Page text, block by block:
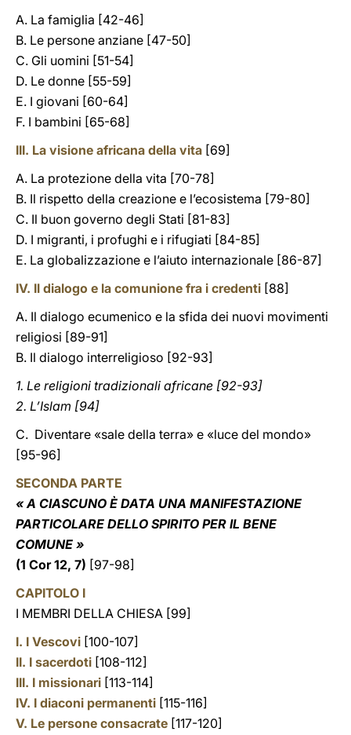
A. La famiglia [42-46]
B. Le persone anziane [47-50]
C. Gli uomini [51-54]
D. Le donne [55-59]
E. I giovani [60-64]
F. I bambini [65-68]
III. La visione africana della vita [69]
A. La protezione della vita [70-78]
B. Il rispetto della creazione e l’ecosistema [79-80]
C. Il buon governo degli Stati [81-83]
D. I migranti, i profughi e i rifugiati [84-85]
E. La globalizzazione e l’aiuto internazionale [86-87]
IV. Il dialogo e la comunione fra i credenti [88]
A. Il dialogo ecumenico e la sfida dei nuovi movimenti
religiosi [89-91]
B. Il dialogo interreligioso [92-93]
1. Le religioni tradizionali africane [92-93]
2. L’Islam [94]
C. Diventare «sale della terra» e «luce del mondo»
[95-96]
SECONDA PARTE
« A CIASCUNO È DATA UNA MANIFESTAZIONE
PARTICOLARE DELLO SPIRITO PER IL BENE
COMUNE »
(1 Cor12, 7) [97-98]
CAPITOLO I
I MEMBRI DELLA CHIESA [99]
I. I Vescovi [100-107]
II. I sacerdoti [108-112]
III. I missionari [113-114]
IV. I diaconi permanenti [115-116]
V. Le persone consacrate [117-120]